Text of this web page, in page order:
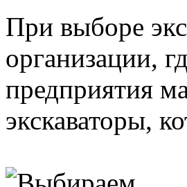
При выборе
организации,
предприятия
экскаваторы,